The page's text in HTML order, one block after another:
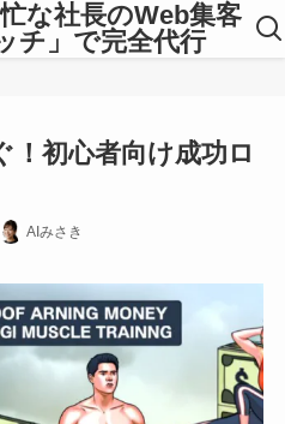
な社長のWeb集客
チ」で完全代行
初心者向け成功ロ
AIみさき